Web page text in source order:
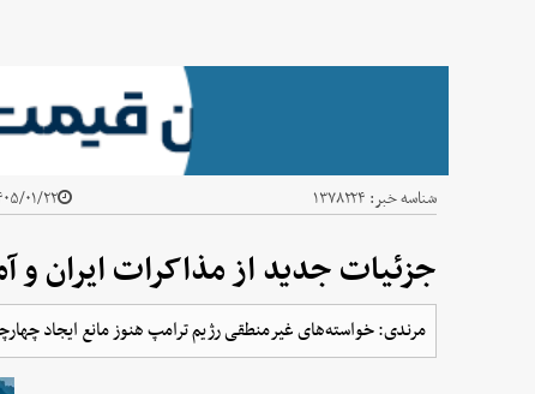
شناسه خبر: ۱۳۷۸۲۲۴ ۱۴۰۵/۰۱/۲۲ -
جزئیات جدید از مذاکرات ایران و
مرندی: خواسته‌های غیرمنطقی رژیم ترامپ هنوز مانع ایجاد